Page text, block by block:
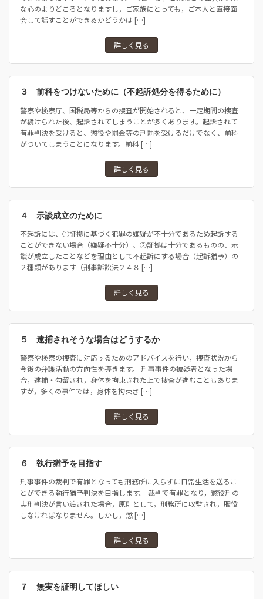
な心のよりどころとなりますし，ご家族にとっても，ご本人と直接面
会して話すことができるかどうかは […]
詳しく見る
３ 前科をつけないために（不起訴処分を得るために）
警察や検察庁、国税局等からの捜査が開始されると、一定期間の捜査
が続けられた後、起訴されてしまうことが多くあります。起訴されて
有罪判決を受けると、懲役や罰金等の刑罰を受けるだけでなく、前科
がついてしまうことになります。前科 […]
詳しく見る
４ 示談成立のために
不起訴には、①証拠に基づく犯罪の嫌疑が不十分であるため起訴する
ことができない場合（嫌疑不十分）、②証拠は十分であるものの、示
談が成立したことなどを理由として不起訴にする場合（起訴猶予）の
２種類があります（刑事訴訟法２４８ […]
詳しく見る
５ 逮捕されそうな場合はどうするか
警察や検察の捜査に対応するためのアドバイスを行い，捜査状況から
今後の弁護活動の方向性を導きます。 刑事事件の被疑者となった場
合，逮捕・勾留され，身体を拘束された上で捜査が進むこともありま
すが，多くの事件では，身体を拘束さ […]
詳しく見る
６ 執行猶予を目指す
刑事事件の裁判で有罪となっても刑務所に入らずに日常生活を送るこ
とができる執行猶予判決を目指します。 裁判で有罪となり，懲役刑の
実刑判決が言い渡された場合，原則として，刑務所に収監され，服役
しなければなりません。しかし，懲 […]
詳しく見る
７ 無実を証明してほしい